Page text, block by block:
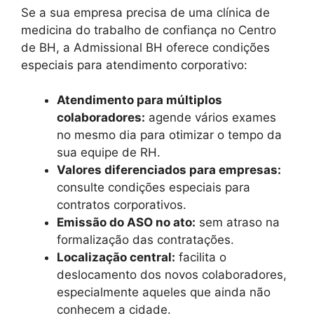
Se a sua empresa precisa de uma clínica de
medicina do trabalho de confiança no Centro
de BH, a Admissional BH oferece condições
especiais para atendimento corporativo:
Atendimento para múltiplos
colaboradores: agende vários exames
no mesmo dia para otimizar o tempo da
sua equipe de RH.
Valores diferenciados para empresas:
consulte condições especiais para
contratos corporativos.
Emissão do ASO no ato: sem atraso na
formalização das contratações.
Localização central: facilita o
deslocamento dos novos colaboradores,
especialmente aqueles que ainda não
conhecem a cidade.